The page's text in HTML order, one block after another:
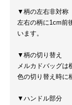
▼柄の左右非対称
左右の柄に1cm前
います。
▼柄の切り替え
メルカドバッグは
色の切り替え時に
▼ハンドル部分